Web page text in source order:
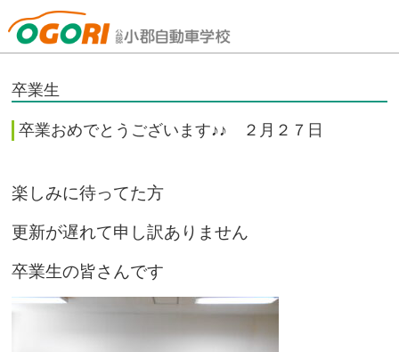
山口県小郡自動車学校
卒業生
卒業おめでとうございます♪♪ ２月２７日
楽しみに待ってた方
更新が遅れて申し訳ありません
卒業生の皆さんです